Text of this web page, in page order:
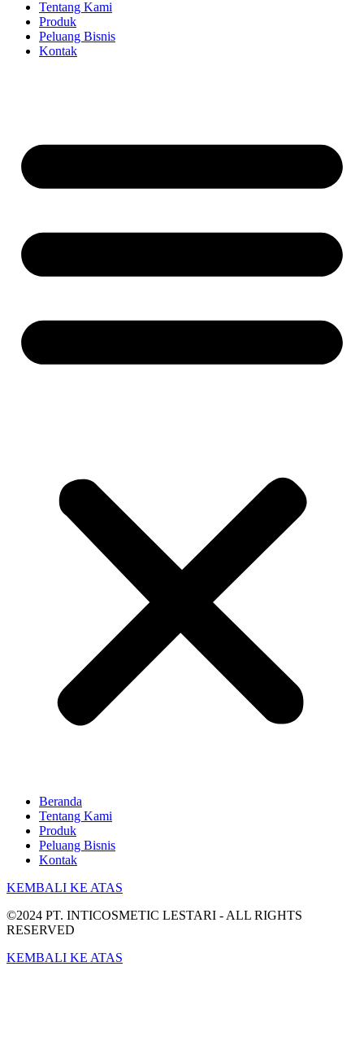
Tentang Kami
Produk
Peluang Bisnis
Kontak
Beranda
Tentang Kami
Produk
Peluang Bisnis
Kontak
KEMBALI KE ATAS
©2024 PT. INTICOSMETIC LESTARI - ALL RIGHTS
RESERVED
KEMBALI KE ATAS